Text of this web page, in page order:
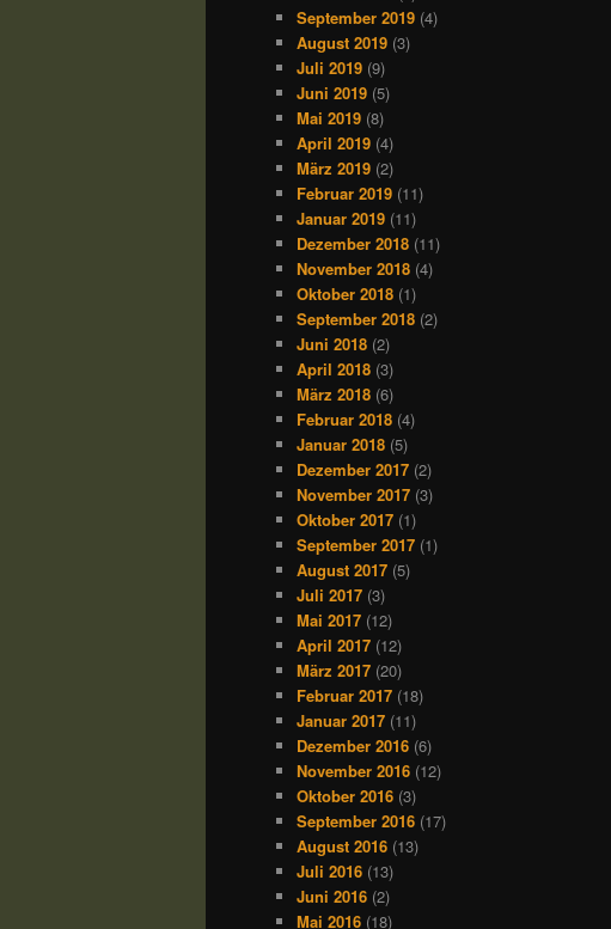
September 2019 (4)
August 2019 (3)
Juli 2019 (9)
Juni 2019 (5)
Mai 2019 (8)
April 2019 (4)
März 2019 (2)
Februar 2019 (11)
Januar 2019 (11)
Dezember 2018 (11)
November 2018 (4)
Oktober 2018 (1)
September 2018 (2)
Juni 2018 (2)
April 2018 (3)
März 2018 (6)
Februar 2018 (4)
Januar 2018 (5)
Dezember 2017 (2)
November 2017 (3)
Oktober 2017 (1)
September 2017 (1)
August 2017 (5)
Juli 2017 (3)
Mai 2017 (12)
April 2017 (12)
März 2017 (20)
Februar 2017 (18)
Januar 2017 (11)
Dezember 2016 (6)
November 2016 (12)
Oktober 2016 (3)
September 2016 (17)
August 2016 (13)
Juli 2016 (13)
Juni 2016 (2)
Mai 2016 (18)